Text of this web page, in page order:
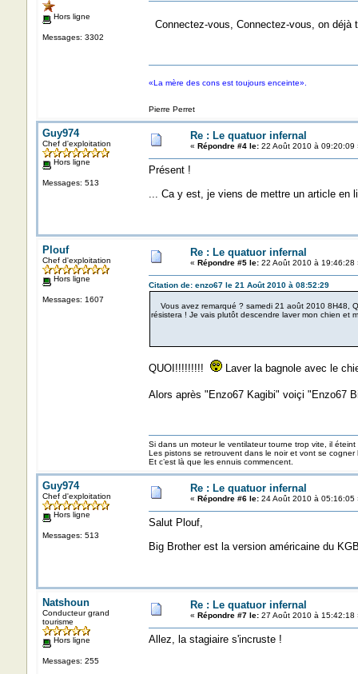
Hors ligne
Messages: 3302
Connectez-vous, Connectez-vous, on
«La mère des cons est toujours enceinte».
Pierre Perret
Guy974
Chef d'exploitation
Hors ligne
Messages: 513
Re : Le quatuor infernal
« Répondre #4 le:22 Août 2010 à 09:20:09
Présent !
... Ca y est, je viens de mettre un article en
Plouf
Chef d'exploitation
Hors ligne
Messages: 1607
Re : Le quatuor infernal
« Répondre #5 le:22 Août 2010 à 19:46:28
Citation de: enzo67 le 21 Août 2010 à 08:52:29
Vous avez remarqué ? samedi 21 août 2010 8H48,
résistera ! Je vais plutôt descendre laver mon chien et
QUOI!!!!!!!!! Laver la bagnole avec le
Alors après "Enzo67 Kagibi" voiçi "Enzo67
Si dans un moteur le ventilateur tourne trop vite, il éteint
Les pistons se retrouvent dans le noir et vont se
Et c’est là que les ennuis commencent.
Guy974
Chef d'exploitation
Hors ligne
Messages: 513
Re : Le quatuor infernal
« Répondre #6 le:24 Août 2010 à 05:16:05
Salut Plouf,
Big Brother est la version américaine du
Natshoun
Conducteur grand
tourisme
Hors ligne
Messages: 255
Re : Le quatuor infernal
« Répondre #7 le:27 Août 2010 à 15:42:18
Allez, la stagiaire s'incruste !